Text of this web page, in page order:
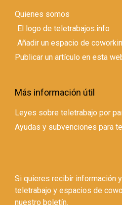
Quienes somos
El logo de teletrabajos.info
Añadir un espacio de
Publicar un artículo en esta
Más información útil
Leyes sobre teletrabajo por
Ayudas y subvenciones para
Si quieres recibir información
teletrabajo y espacios de
nuestro boletín.